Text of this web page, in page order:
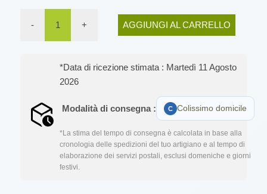
- 1 + AGGIUNGI AL CARRELLO
*Data di ricezione stimata : Martedì 11 Agosto
2026
Modalità di consegna : Colissimo domicile
*La stima del tempo di consegna è calcolata in base alla
cronologia delle spedizioni del tuo artigiano e al tempo di
elaborazione dei servizi postali, esclusi domeniche e giorni
festivi.